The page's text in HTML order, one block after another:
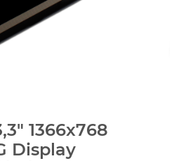
1366x768
Display